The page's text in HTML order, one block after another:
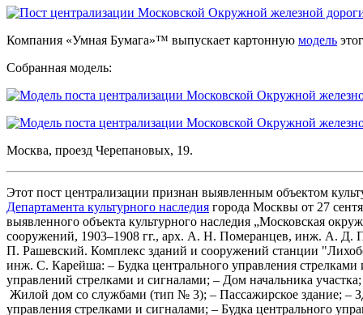
Компания «Умная Бумага»™ выпускает картонную модель
Собранная модель:
Москва, проезд Черепановых, 19.
Этот пост централизации признан выявленным объектом
Департамента культурного наследия города Москвы от 27
выявленного объекта культурного наследия „Московская
сооружений, 1903–1908 гг., арх. А. Н. Померанцев, инж. А. Д.
П. Рашевский. Комплекс зданий и сооружений станции
инж. С. Карейша: – Будка центрального управления стрелками
управлений стрелками и сигналами; – Дом начальника
Жилой дом со службами (тип № 3); – Пассажирское здание; –
управления стрелками и сигналами; – Будка центрального